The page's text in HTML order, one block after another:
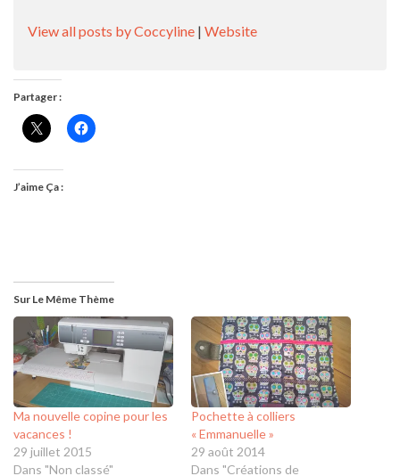
View all posts by Coccyline | Website
Partager :
J’aime Ça :
Sur Le Même Thème
Ma nouvelle copine pour les
vacances !
29 juillet 2015
Dans "Non classé"
Pochette à colliers
« Emmanuelle »
29 août 2014
Dans "Créations de